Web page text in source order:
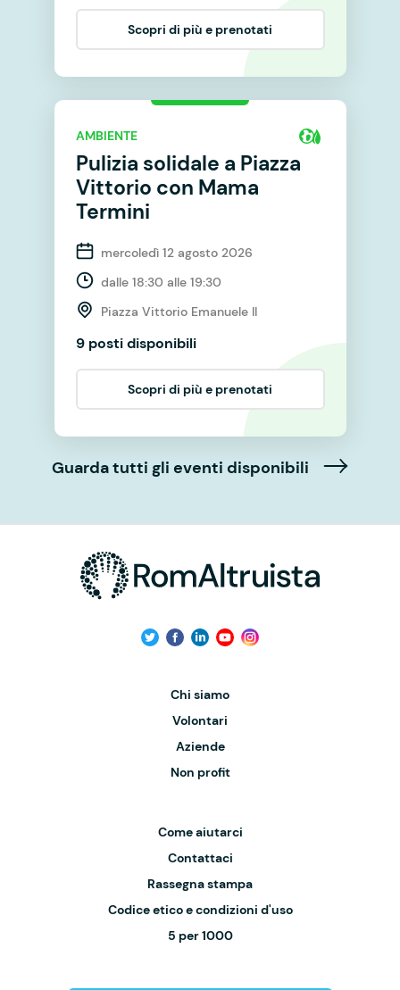
Scopri di più e prenotati
AMBIENTE
Pulizia solidale a Piazza
Vittorio con Mama
Termini
mercoledì 12 agosto 2026
dalle 18:30 alle 19:30
Piazza Vittorio Emanuele II
9 posti disponibili
Scopri di più e prenotati
Guarda tutti gli eventi disponibili
Chi siamo
Volontari
Aziende
Non profit
Come aiutarci
Contattaci
Rassegna stampa
Codice etico e condizioni d'uso
5 per 1000